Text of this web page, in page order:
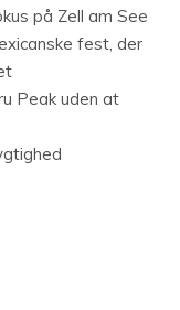
på Zell am See
fest, der
Peak uden at